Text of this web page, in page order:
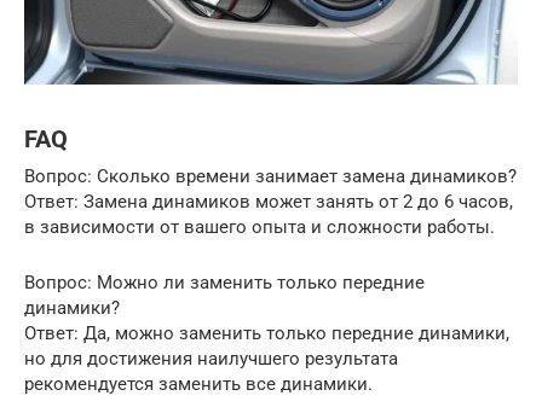
FAQ
Вопрос: Сколько времени занимает замена динамиков?
Ответ: Замена динамиков может занять от 2 до 6 часов,
в зависимости от вашего опыта и сложности работы.
Вопрос: Можно ли заменить только передние
динамики?
Ответ: Да, можно заменить только передние динамики,
но для достижения наилучшего результата
рекомендуется заменить все динамики.